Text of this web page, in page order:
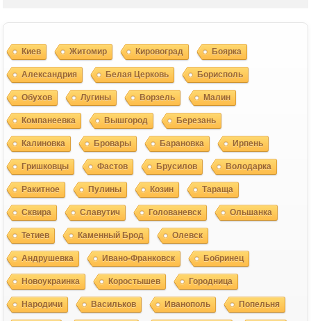
Киев Житомир Кировоград Боярка
Александрия Белая Церковь Борисполь
Обухов Лугины Ворзель Малин
Компанеевка Вышгород Березань
Калиновка Бровары Барановка Ирпень
Гришковцы Фастов Брусилов Володарка
Ракитное Пулины Козин Тараща
Сквира Славутич Голованевск Ольшанка
Тетиев Каменный Брод Олевск
Андрушевка Ивано-Франковск Бобринец
Новоукраинка Коростышев Городница
Народичи Васильков Иванополь Попельня